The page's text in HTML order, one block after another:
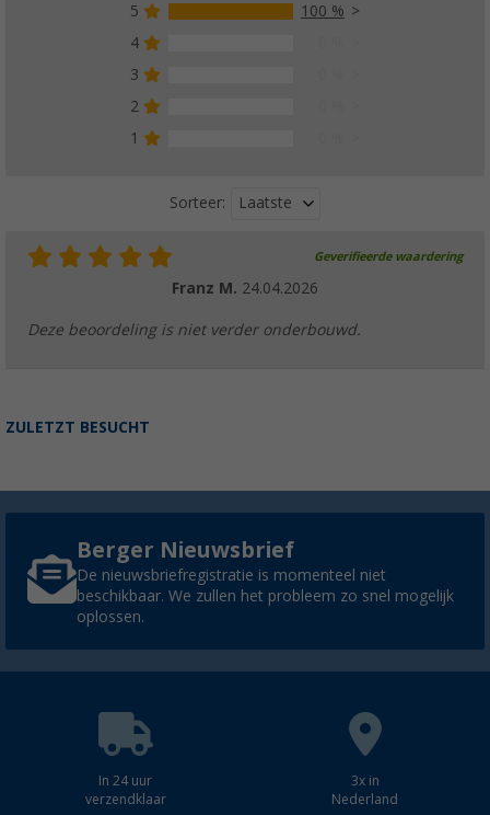
5
100 %
4
3
2
1
Sorteer: Laatste
Geverifieerde waardering
Franz M. 24.04.2026
Deze beoordeling is niet verder onderbouwd.
ZULETZT BESUCHT
Berger Nieuwsbrief
De nieuwsbriefregistratie is momenteel niet
beschikbaar. We zullen het probleem zo snel mogelijk
oplossen.
In 24 uur
verzendklaar
3x in
Nederland